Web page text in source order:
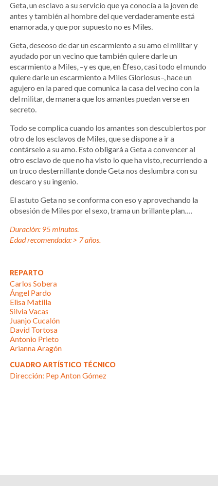
Geta, un esclavo a su servicio que ya conocía a la joven de
antes y también al hombre del que verdaderamente está
enamorada, y que por supuesto no es Miles.
Geta, deseoso de dar un escarmiento a su amo el militar y
ayudado por un vecino que también quiere darle un
escarmiento a Miles, –y es que, en Éfeso, casi todo el mundo
quiere darle un escarmiento a Miles Gloriosus–, hace un
agujero en la pared que comunica la casa del vecino con la
del militar, de manera que los amantes puedan verse en
secreto.
Todo se complica cuando los amantes son descubiertos por
otro de los esclavos de Miles, que se dispone a ir a
contárselo a su amo. Esto obligará a Geta a convencer al
otro esclavo de que no ha visto lo que ha visto, recurriendo a
un truco desternillante donde Geta nos deslumbra con su
descaro y su ingenio.
El astuto Geta no se conforma con eso y aprovechando la
obsesión de Miles por el sexo, trama un brillante plan….
Duración: 95 minutos.
Edad recomendada: > 7 años.
REPARTO
Carlos Sobera
Ángel Pardo
Elisa Matilla
Silvia Vacas
Juanjo Cucalón
David Tortosa
Antonio Prieto
Arianna Aragón
CUADRO ARTÍSTICO TÉCNICO
Dirección: Pep Anton Gómez